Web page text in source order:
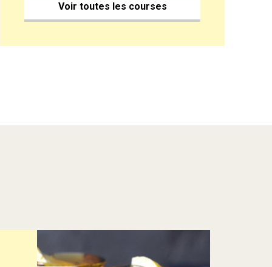
Voir toutes les courses